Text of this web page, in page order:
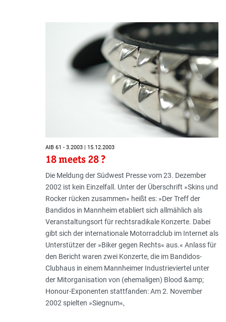
AIB 61 - 3.2003 | 15.12.2003
18 meets 28 ?
Die Meldung der Südwest Presse vom 23. Dezember
2002 ist kein Einzelfall. Unter der Überschrift »Skins und
Rocker rücken zusammen« heißt es: »Der Treff der
Bandidos in Mannheim etabliert sich allmählich als
Veranstaltungsort für rechtsradikale Konzerte. Dabei
gibt sich der internationale Motorradclub im Internet als
Unterstützer der »Biker gegen Rechts« aus.« Anlass für
den Bericht waren zwei Konzerte, die im Bandidos-
Clubhaus in einem Mannheimer Industrieviertel unter
der Mitorganisation von (ehemaligen) Blood &amp;
Honour-Exponenten stattfanden: Am 2. November
2002 spielten »Siegnum«,